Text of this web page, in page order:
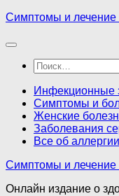
Перейти
содержимому
Симптомы и лечение
Найти:
Инфекционные
Симптомы и
Женские
Заболевания
Все об аллергии
Симптомы и лечение
Онлайн издание о